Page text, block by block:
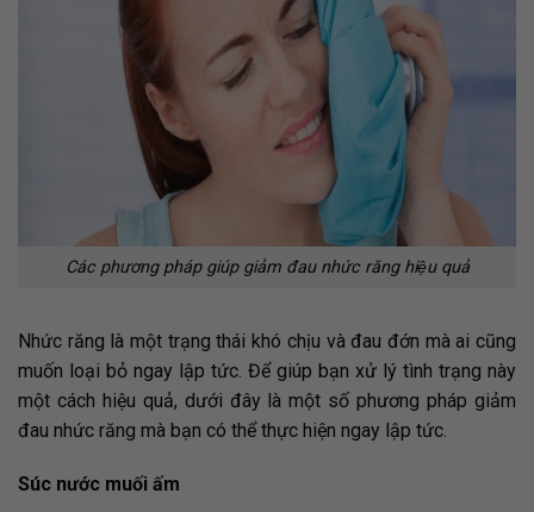
Các phương pháp giúp giảm đau nhức răng hiệu quả
Nhức răng là một trạng thái khó chịu và đau đớn mà ai cũng
muốn loại bỏ ngay lập tức. Để giúp bạn xử lý tình trạng này
một cách hiệu quả, dưới đây là một số phương pháp giảm
đau nhức răng mà bạn có thể thực hiện ngay lập tức.
Súc nước muối ấm